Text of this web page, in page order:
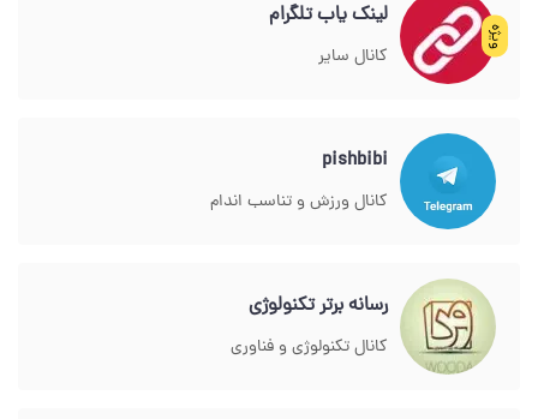
ویژه
لینک یاب تلگرام
کانال سایر
pishbibi
کانال ورزش و تناسب اندام
رسانه برتر تکنولوژی
کانال تکنولوژی و فناوری